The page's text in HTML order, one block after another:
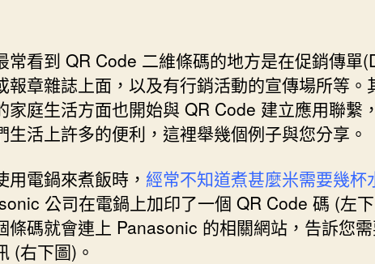
日
期
常看到 QR Code 二維條碼的地方是在促銷傳單
報章雜誌上面，以及有行銷活動的宣傳場所等。
家庭生活方面也開始與 QR Code 建立應用聯繫
生活上許多的便利，這裡舉幾個例子與您分享。
用電鍋來煮飯時， 經常不知道煮甚麼米需要幾杯
公司在電鍋上加印了一個 QR Code 碼 (左
條碼就會連上 Panasonic 的相關網站，告訴您
(右下圖)。